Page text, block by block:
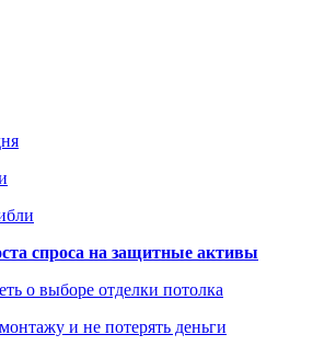
спроса на защитные активы
о выборе отделки потолка
и не потерять деньги